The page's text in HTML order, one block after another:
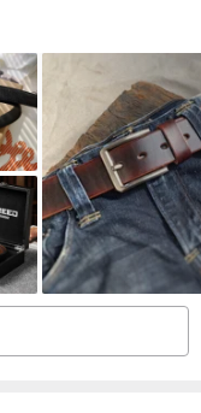
aesthetic rituals,
"I believe that one's
style is one
following the
Director Joey
solely to let the
conception, fabric
are products of our
by time; every
dare to explore all
message. ↟
the product page is in
American
sizing. ※ All
sizes; 〈Daily